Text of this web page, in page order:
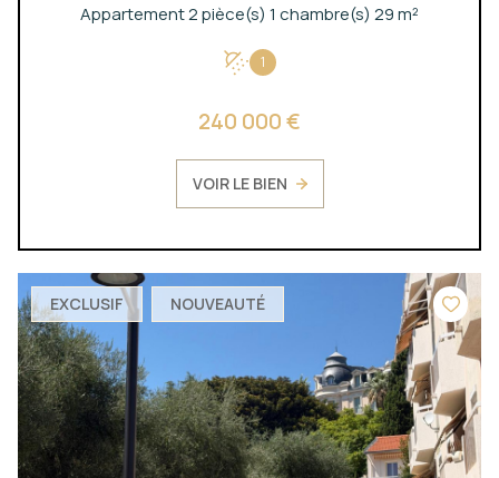
Appartement 2 pièce(s) 1 chambre(s) 29 m²
1
240 000 €
VOIR LE BIEN
EXCLUSIF NOUVEAUTÉ